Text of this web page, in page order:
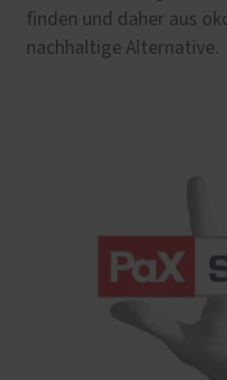
finden und daher aus
nachhaltige Alternative.